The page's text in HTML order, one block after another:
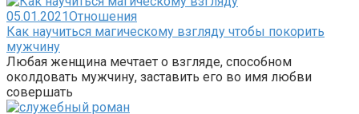
05.01.2021Отношения
Как научиться магическому взгляду чтобы покорить
мужчину
Любая женщина мечтает о взгляде, способном
околдовать мужчину, заставить его во имя любви
совершать